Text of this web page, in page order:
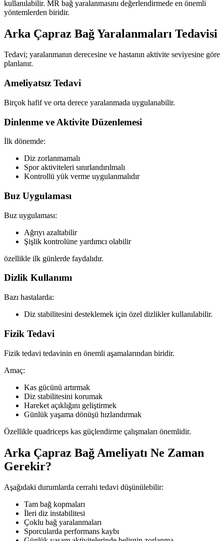
kullanılabilir. MR bağ yaralanmasını değerlendirmede en önemli
yöntemlerden biridir.
Arka Çapraz Bağ Yaralanmaları Tedavisi
Tedavi; yaralanmanın derecesine ve hastanın aktivite seviyesine göre
planlanır.
Ameliyatsız Tedavi
Birçok hafif ve orta derece yaralanmada uygulanabilir.
Dinlenme ve Aktivite Düzenlemesi
İlk dönemde:
Diz zorlanmamalı
Spor aktiviteleri sınırlandırılmalı
Kontrollü yük verme uygulanmalıdır
Buz Uygulaması
Buz uygulaması:
Ağrıyı azaltabilir
Şişlik kontrolüne yardımcı olabilir
özellikle ilk günlerde faydalıdır.
Dizlik Kullanımı
Bazı hastalarda:
Diz stabilitesini desteklemek için özel dizlikler kullanılabilir.
Fizik Tedavi
Fizik tedavi tedavinin en önemli aşamalarından biridir.
Amaç:
Kas gücünü artırmak
Diz stabilitesini korumak
Hareket açıklığını geliştirmek
Günlük yaşama dönüşü hızlandırmak
Özellikle quadriceps kas güçlendirme çalışmaları önemlidir.
Arka Çapraz Bağ Ameliyatı Ne Zaman
Gerekir?
Aşağıdaki durumlarda cerrahi tedavi düşünülebilir:
Tam bağ kopmaları
İleri diz instabilitesi
Çoklu bağ yaralanmaları
Sporcularda performans kaybı